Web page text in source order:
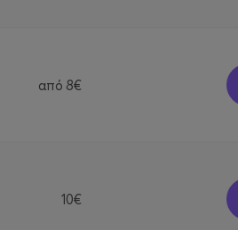
από 8€
10€